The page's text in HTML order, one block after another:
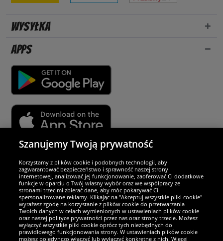
Wysyłka
Apps
Partnerzy i bezpieczeństwo
Jesteśmy wyjątkowi
Szanujemy Twoją prywatność
Korzystamy z plików cookie i podobnych technologii, aby
zagwarantować bezpieczeństwo i sprawność naszej strony
internetowej, analizować jej funkcjonowanie, zaoferować Ci dodatkowe
funkcje w oparciu o Twój własny wybór oraz we współpracy ze
stronami trzecimi zbierać dane, aby móc pokazywać Ci
spersonalizowane reklamy. Klikając na "Akceptuj wszystkie pliki cookie"
wyrażasz zgodę na korzystanie z plików cookie do przetwarzania
Twoich danych w celach wymienionych w ustawieniach plików cookie
oraz naszej polityce prywatności przez nas oraz strony trzecie. Możesz
wyłączyć wszystkie pliki cookie oprócz tych niezbędnych do
prawidłowego funkcjonowania strony. W ustawieniach plików cookie
możesz pojedynczo włączyć lub wyłączyć konkretne z nich. Więcej